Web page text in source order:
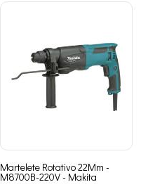
Martelete Rotativo 22Mm -
M8700B-220V - Makita